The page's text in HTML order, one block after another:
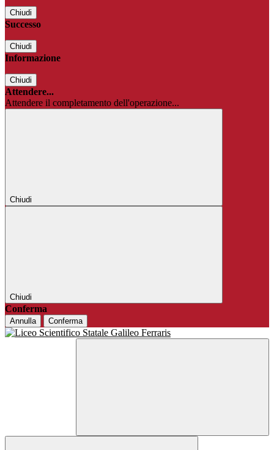
Chiudi
Successo
Chiudi
Informazione
Chiudi
Attendere...
Attendere il completamento dell'operazione...
Chiudi
Chiudi
Conferma
Annulla Conferma